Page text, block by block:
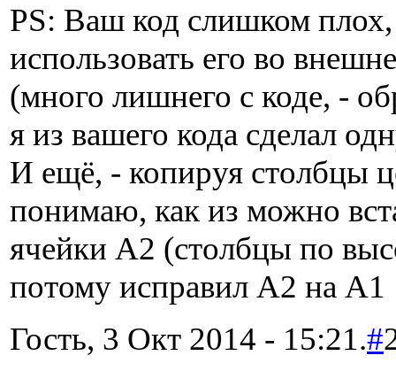
PS: Ваш код слишком
использовать его во
(много лишнего с коде, -
я из вашего кода сделал
И ещё, - копируя столбцы
понимаю, как из можно
ячейки A2 (столбцы по
потому исправил A2 на A1
Гость, 3 Окт 2014 - 15:21.#